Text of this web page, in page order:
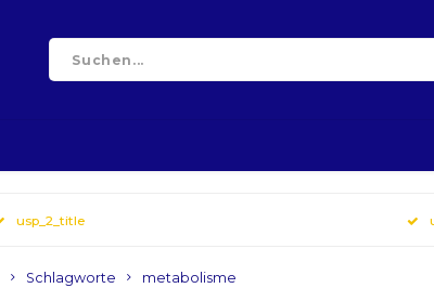
usp_2_title
Schlagworte metabolisme